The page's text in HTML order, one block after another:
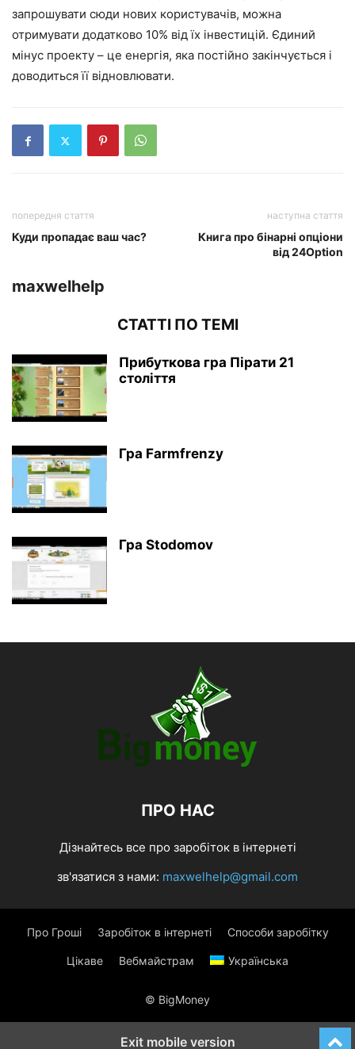
запрошувати сюди нових користувачів, можна
отримувати додатково 10% від їх інвестицій. Єдиний
мінус проекту – це енергія, яка постійно закінчується і
доводиться її відновлювати.
попередня стаття
Куди пропадає ваш час?
наступна стаття
Книга про бінарні опціони
від 24Option
maxwelhelp
СТАТТІ ПО ТЕМІ
Прибуткова гра Пірати 21
століття
Гра Farmfrenzy
Гра Stodomov
ПРО НАС
Дізнайтесь все про заробіток в інтернеті
зв'язатися з нами: maxwelhelp@gmail.com
Про Гроші Заробіток в інтернеті Способи заробітку
Цікаве Вебмайстрам Українська
© BigMoney
Exit mobile version